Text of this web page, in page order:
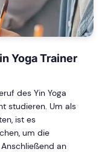
Yoga Trainer
des Yin Yoga
studieren. Um als
ist es
um die
an